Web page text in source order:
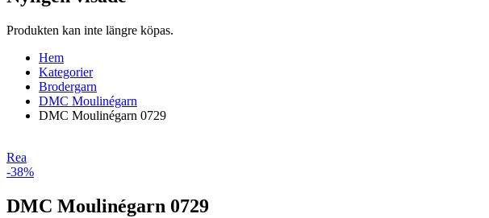
Produkten kan inte längre köpas.
Hem
Kategorier
Brodergarn
DMC Moulinégarn
DMC Moulinégarn 0729
Rea
-38%
DMC Moulinégarn 0729